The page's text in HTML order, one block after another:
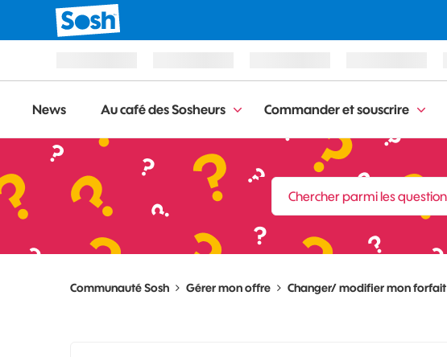
News Au café des Sosheurs Commander et souscrire
Communauté Sosh Gérer mon offre Changer/ modifier mon forfait